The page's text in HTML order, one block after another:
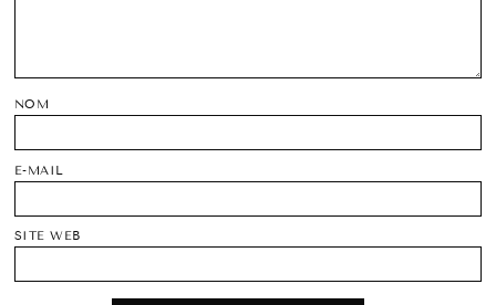
NOM
E-MAIL
SITE WEB